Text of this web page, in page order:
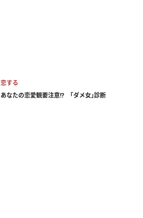
恋する
あなたの恋愛観要注意!? ｢ダメ女｣診断